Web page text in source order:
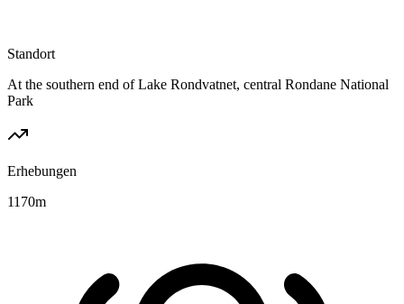
Standort
At the southern end of Lake Rondvatnet, central Rondane National
Park
Erhebungen
1170m